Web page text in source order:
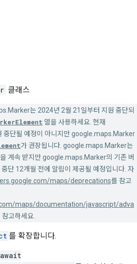
클래스
는 2024년 2월 21일부터 지원 중단되
열을 사용하세요. 현재
단될 예정이 아니지만 google.maps.Marker
가 권장됩니다. google.maps.Marker는
계속 받지만 google.maps.Marker의 기존 버
단 12개월 전에 알림이 제공될 예정입니다. 자
maps/deprecations를 참고
maps/documentation/javascript/adva
참고하세요.
를 확장합니다.